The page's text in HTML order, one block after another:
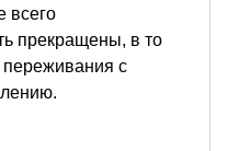
всего
прекращены, в то
переживания с